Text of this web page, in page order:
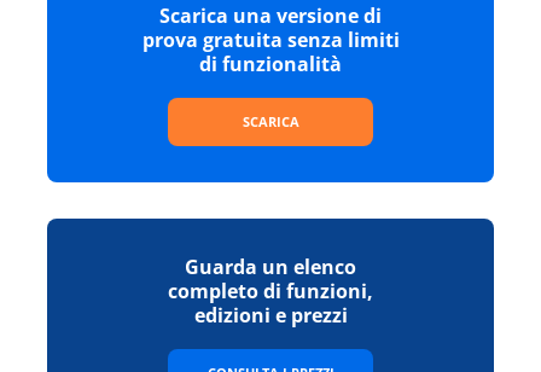
Scarica una versione di
prova gratuita senza limiti
di funzionalità
SCARICA
Guarda un elenco
completo di funzioni,
edizioni e prezzi